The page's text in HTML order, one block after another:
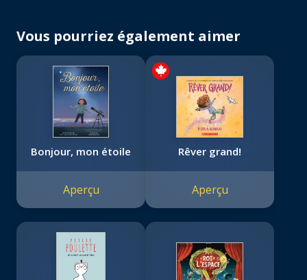
Vous pourriez également aimer
Bonjour, mon étoile
Aperçu
Rêver grand!
Aperçu